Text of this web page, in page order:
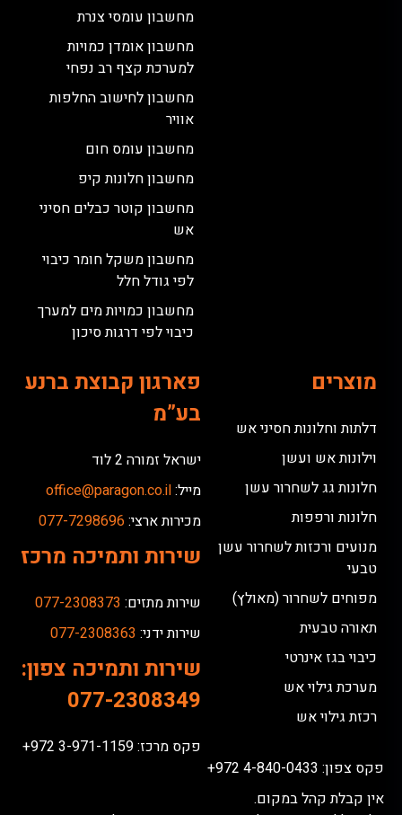
מחשבון עומסי צנרת
מחשבון אומדן כמויות
למערכת קצף רב נפחי
מחשבון לחישוב החלפות
אוויר
מחשבון עומס חום
מחשבון חלונות קיפ
מחשבון קוטר כבלים חסיני
אש
מחשבון משקל חומר כיבוי
לפי גודל חלל
מחשבון כמויות מים למערך
כיבוי לפי דרגות סיכון
מוצרים
דלתות וחלונות חסיני אש
וילונות אש ועשן
חלונות גג לשחרור עשן
חלונות ורפפות
מנועים ורכזות לשחרור עשן
טבעי
מפוחים לשחרור (מאולץ)
תאורה טבעית
כיבוי בגז אינרטי
מערכת גילוי אש
רכזת גילוי אש
פארגון קבוצת ברנע
בע”מ
ישראל זמורה 2 לוד
מייל:office@paragon.co.il
מכירות ארצי:077-7298696
שירות ותמיכה מרכז
שירות מתזים: 077-2308373
שירות ידני: 077-2308363
שירות ותמיכה צפון:
077-2308349
פקס מרכז: 3-971-1159 972+
פקס צפון: 4-840-0433 972+
אין קבלת קהל במקום.